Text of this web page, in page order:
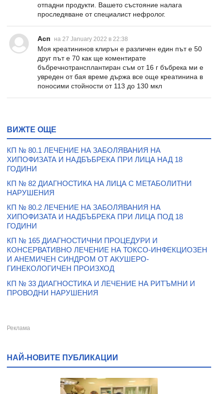
отпадни продукти. Вашето състояние налага
проследяване от специалист нефролог.
Асп на 27 January 2022 в 22:38
Моя креатининов клирън е различен един път е 50
друг път е 70 как ще коментирате
бъбречнотрансплантиран съм от 16 г бъбрека ми е
увреден от бая време държа все още креатинина в
поносими стойности от 113 до 130 мкл
ВИЖТЕ ОЩЕ
КП № 80.1 ЛЕЧЕНИЕ НА ЗАБОЛЯВАНИЯ НА
ХИПОФИЗАТА И НАДБЪБРЕКА ПРИ ЛИЦА НАД 18
ГОДИНИ
КП № 82 ДИАГНОСТИКА НА ЛИЦА С МЕТАБОЛИТНИ
НАРУШЕНИЯ
КП № 80.2 ЛЕЧЕНИЕ НА ЗАБОЛЯВАНИЯ НА
ХИПОФИЗАТА И НАДБЪБРЕКА ПРИ ЛИЦА ПОД 18
ГОДИНИ
КП № 165 ДИАГНОСТИЧНИ ПРОЦЕДУРИ И
КОНСЕРВАТИВНО ЛЕЧЕНИЕ НА ТОКСО-ИНФЕКЦИОЗЕН
И АНЕМИЧЕН СИНДРОМ ОТ АКУШЕРО-
ГИНЕКОЛОГИЧЕН ПРОИЗХОД
КП № 33 ДИАГНОСТИКА И ЛЕЧЕНИЕ НА РИТЪМНИ И
ПРОВОДНИ НАРУШЕНИЯ
НАЙ-НОВИТЕ ПУБЛИКАЦИИ